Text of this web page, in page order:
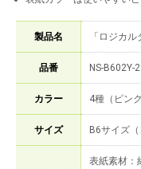
製品名 「ロジカ
品番 NS-B602Y-
カラー 4種（ピン
サイズ B6サイズ
表紙素材：